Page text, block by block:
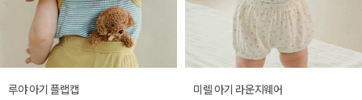
루야 아기 플랩캡 미렐 아기 라운지웨어